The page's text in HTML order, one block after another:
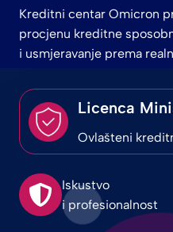
Kreditni centar Omicron
procjenu kreditne
i usmjeravanje prema
Licenca
Ovlašteni
Iskustvo
i profesionalnost